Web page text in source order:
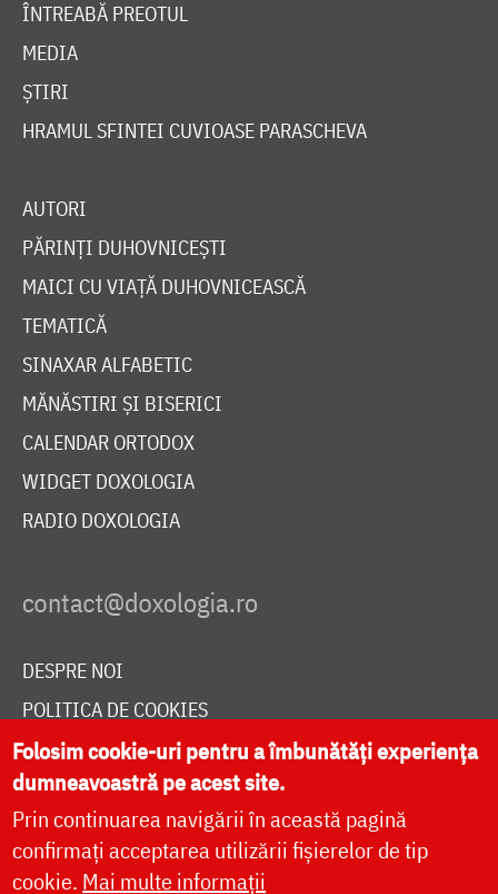
ÎNTREABĂ PREOTUL
MEDIA
ȘTIRI
HRAMUL SFINTEI CUVIOASE PARASCHEVA
AUTORI
PĂRINȚI DUHOVNICEȘTI
MAICI CU VIAȚĂ DUHOVNICEASCĂ
TEMATICĂ
SINAXAR ALFABETIC
MĂNĂSTIRI ȘI BISERICI
CALENDAR ORTODOX
WIDGET DOXOLOGIA
RADIO DOXOLOGIA
DESPRE NOI
POLITICA DE COOKIES
DONEAZĂ ONLINE PENTRU CATEDRALA NAȚIONALĂ
LIVE
Folosim cookie-uri pentru a îmbunătăți experiența
dumneavoastră pe acest site.
Prin continuarea navigării în această pagină
confirmați acceptarea utilizării fișierelor de tip
cookie. Mai multe informații